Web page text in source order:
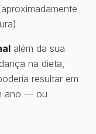
além da sua
na dieta,
resultar em
ano — ou